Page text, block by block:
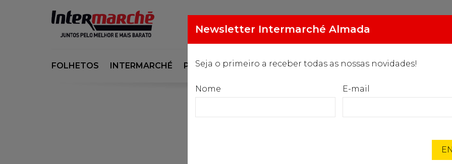
€/L 2.094
FOLHETOS INTERMARCHÉ PORSI MARCAS EXCLUSIVAS PROGRAMA ORIGENS
Início Receitas POKE DE SALMÃO
Newsletter Intermarché Almada
Seja o primeiro a receber todas as nossas novidades!
Nome E-mail